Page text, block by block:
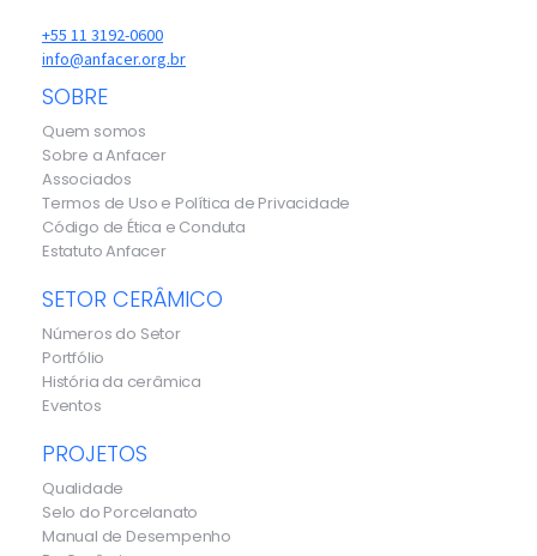
+55 11 3192-0600
info@anfacer.org.br
SOBRE
Quem somos
Sobre a Anfacer
Associados
Termos de Uso e Política de Privacidade
Código de Ética e Conduta
Estatuto Anfacer
SETOR CERÂMICO
Números do Setor
Portfólio
História da cerâmica
Eventos
PROJETOS
Qualidade
Selo do Porcelanato
Manual de Desempenho